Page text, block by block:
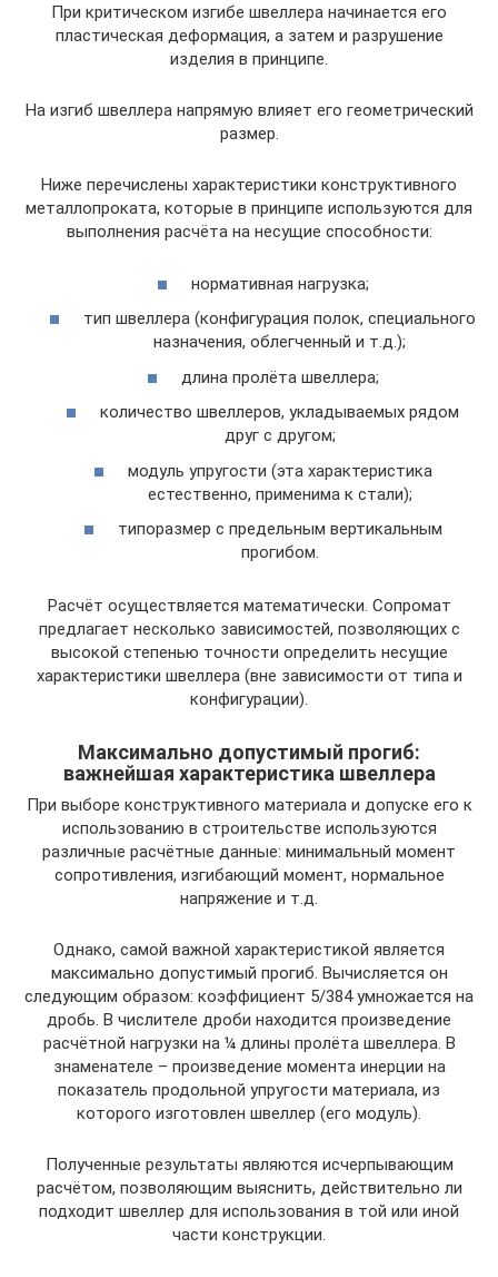
При критическом изгибе швеллера начинается его
пластическая деформация, а затем и разрушение
изделия в принципе.
На изгиб швеллера напрямую влияет его геометрический
размер.
Ниже перечислены характеристики конструктивного
металлопроката, которые в принципе используются для
выполнения расчёта на несущие способности:
нормативная нагрузка;
тип швеллера (конфигурация полок, специального
назначения, облегченный и т.д.);
длина пролёта швеллера;
количество швеллеров, укладываемых рядом
друг с другом;
модуль упругости (эта характеристика
естественно, применима к стали);
типоразмер с предельным вертикальным
прогибом.
Расчёт осуществляется математически. Сопромат
предлагает несколько зависимостей, позволяющих с
высокой степенью точности определить несущие
характеристики швеллера (вне зависимости от типа и
конфигурации).
Максимально допустимый прогиб:
важнейшая характеристика швеллера
При выборе конструктивного материала и допуске его к
использованию в строительстве используются
различные расчётные данные: минимальный момент
сопротивления, изгибающий момент, нормальное
напряжение и т.д.
Однако, самой важной характеристикой является
максимально допустимый прогиб. Вычисляется он
следующим образом: коэффициент 5/384 умножается на
дробь. В числителе дроби находится произведение
расчётной нагрузки на ¼ длины пролёта швеллера. В
знаменателе – произведение момента инерции на
показатель продольной упругости материала, из
которого изготовлен швеллер (его модуль).
Полученные результаты являются исчерпывающим
расчётом, позволяющим выяснить, действительно ли
подходит швеллер для использования в той или иной
части конструкции.